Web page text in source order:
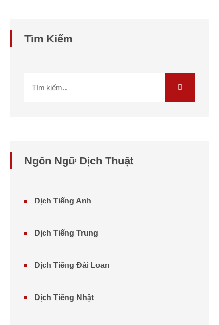
Tìm Kiếm
Ngôn Ngữ Dịch Thuật
Dịch Tiếng Anh
Dịch Tiếng Trung
Dịch Tiếng Đài Loan
Dịch Tiếng Nhật